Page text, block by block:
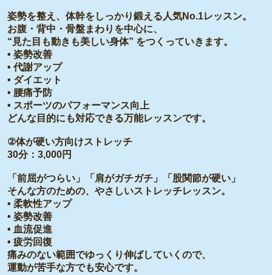
姿勢を整え、体幹をしっかり鍛える人気No.1レッスン。
お腹・背中・骨盤まわりを中心に、
“見た目も動きも美しい身体” をつくっていきます。
• 姿勢改善
• 代謝アップ
• ダイエット
• 腰痛予防
• スポーツのパフォーマンス向上
どんな目的にも対応できる万能レッスンです。
②体が硬い方向けストレッチ
30分：3,000円
「前屈がつらい」「肩がガチガチ」「股関節が硬い」
そんな方のための、やさしいストレッチレッスン。
• 柔軟性アップ
• 姿勢改善
• 血流促進
• 疲労回復
痛みのない範囲でゆっくり伸ばしていくので、
運動が苦手な方でも安心です。